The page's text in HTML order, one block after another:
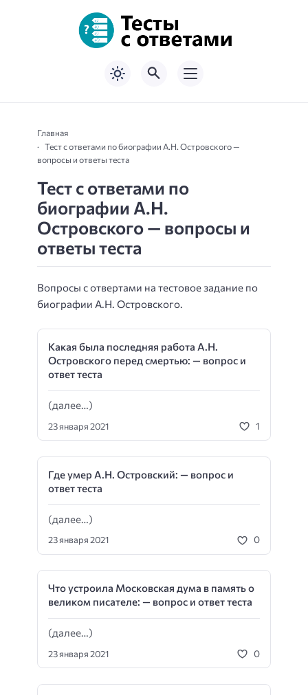
Главная
Тест с ответами по биографии А.Н. Островского —
вопросы и ответы теста
Тест с ответами по
биографии А.Н.
Островского — вопросы и
ответы теста
Вопросы с отвертами на тестовое задание по
биографии А.Н. Островского.
Какая была последняя работа А.Н.
Островского перед смертью: — вопрос и
ответ теста
(далее…)
23 января 2021 1
Где умер А.Н. Островский: — вопрос и
ответ теста
(далее…)
23 января 2021 0
Что устроила Московская дума в память о
великом писателе: — вопрос и ответ теста
(далее…)
23 января 2021 0